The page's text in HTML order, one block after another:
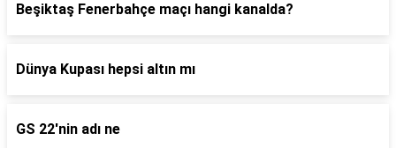
Beşiktaş Fenerbahçe maçı hangi kanalda?
Dünya Kupası hepsi altın mı
GS 22'nin adı ne